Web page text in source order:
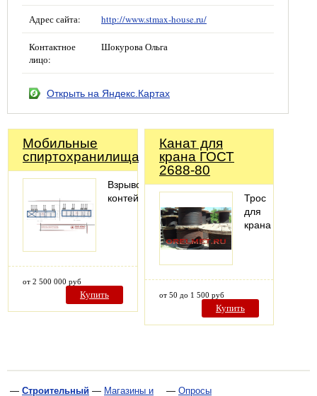
Адрес сайта: http://www.stmax-house.ru/
Контактное
лицо:
Шокурова Ольга
Открыть на Яндекс.Картах
Мобильные
спиртохранилища
Взрывозащищенные
контейнеры
от 2 500 000 руб
Купить
Канат для
крана ГОСТ
2688-80
Трос
для
крана
от 50 до 1 500 руб
Купить
— Строительный — Магазины и — Опросы